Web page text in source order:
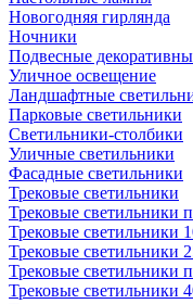
Новогодняя гирлянда
Ночники
Подвесные
Уличное освещение
Ландшафтные
Парковые светильники
Светильники-столбики
Уличные светильники
Фасадные светильники
Трековые светильники
Трековые светильники
Трековые светильники
Трековые светильники
Трековые светильники
Трековые светильники